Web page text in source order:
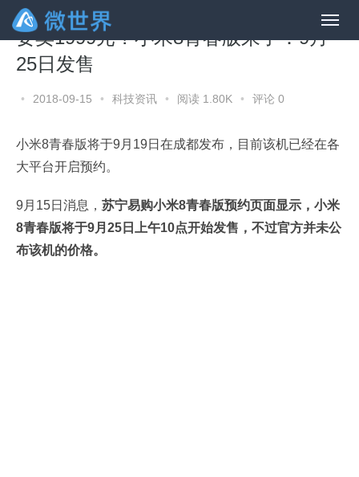
要卖1999元？小米8青春版来了：9月
25日发售
• 2018-09-15 • 科技资讯 • 阅读 1.80K • 评论 0
小米8青春版将于9月19日在成都发布，目前该机已经在各
大平台开启预约。
9月15日消息， 苏宁易购小米8青春版预约页面显示，小米
8青春版将于9月25日上午10点开始发售，不过官方并未公
布该机的价格。